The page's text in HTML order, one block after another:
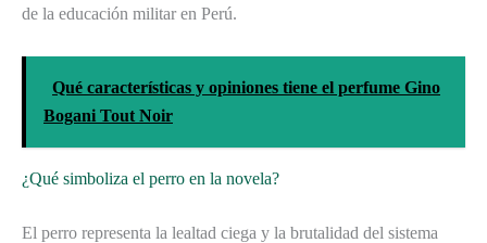
de la educación militar en Perú.
Qué características y opiniones tiene el perfume Gino
Bogani Tout Noir
¿Qué simboliza el perro en la novela?
El perro representa la lealtad ciega y la brutalidad del sistema